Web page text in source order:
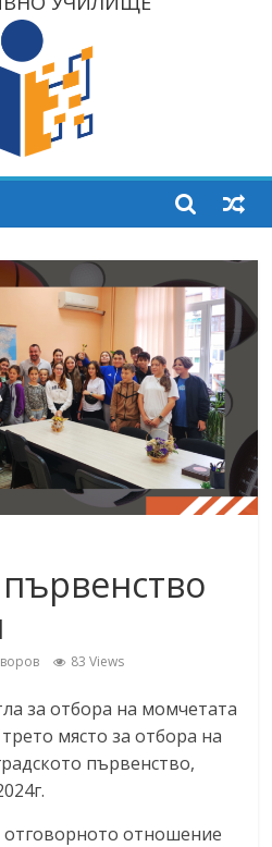
83 Views
за отбора на момчетата
място за отбора на
първенство,
отношение